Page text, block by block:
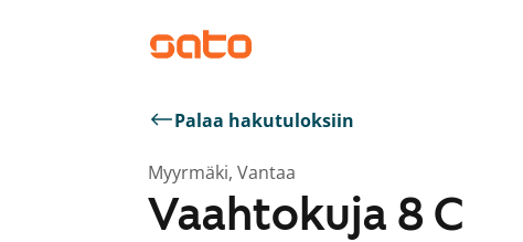
Palaa hakutuloksiin
Myyrmäki, Vantaa
Vaahtokuja 8 C